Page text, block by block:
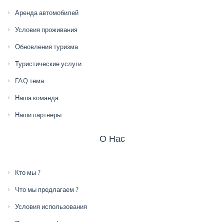
Аренда автомобилей
Условия проживания
Обновления туризма
Туристические услуги
FAQ тема
Наша команда
Наши партнеры
О Нас
Кто мы ?
Что мы предлагаем ?
Условия использования